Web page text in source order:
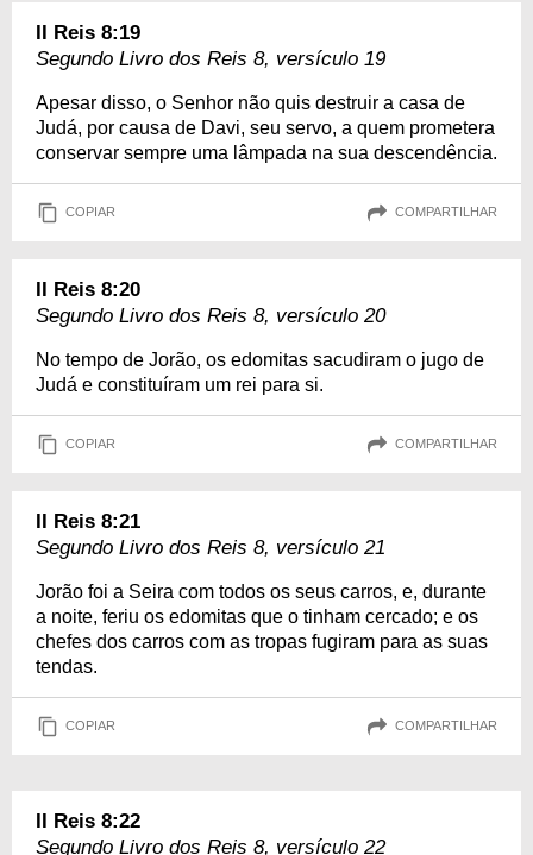
II Reis 8:19
Segundo Livro dos Reis 8, versículo 19
Apesar disso, o Senhor não quis destruir a casa de
Judá, por causa de Davi, seu servo, a quem prometera
conservar sempre uma lâmpada na sua descendência.
COPIAR COMPARTILHAR
II Reis 8:20
Segundo Livro dos Reis 8, versículo 20
No tempo de Jorão, os edomitas sacudiram o jugo de
Judá e constituíram um rei para si.
COPIAR COMPARTILHAR
II Reis 8:21
Segundo Livro dos Reis 8, versículo 21
Jorão foi a Seira com todos os seus carros, e, durante
a noite, feriu os edomitas que o tinham cercado; e os
chefes dos carros com as tropas fugiram para as suas
tendas.
COPIAR COMPARTILHAR
II Reis 8:22
Segundo Livro dos Reis 8, versículo 22